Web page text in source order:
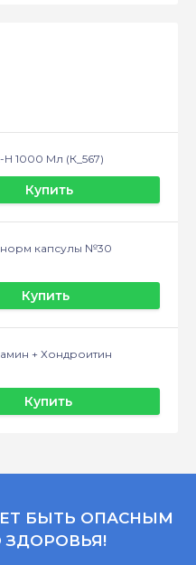
1000 Мл (К_567)
Купить
капсулы №30
Купить
+ Хондроитин
Купить
БЫТЬ ОПАСНЫМ